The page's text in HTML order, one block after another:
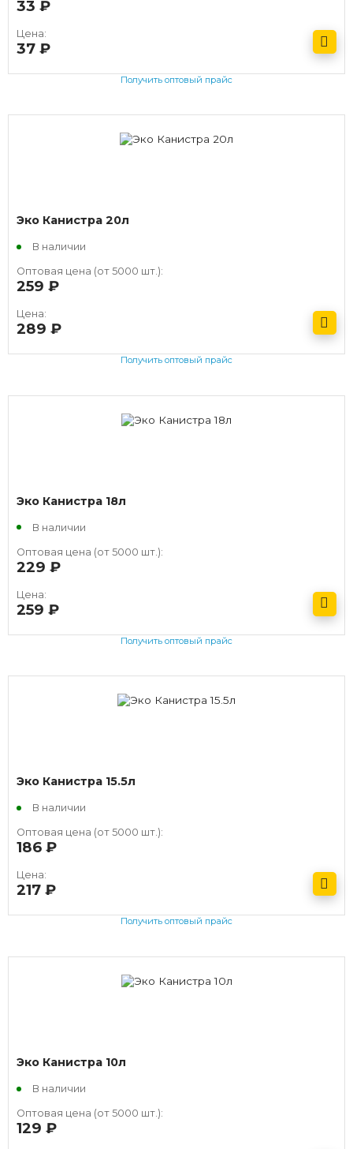
33
Цена:
37
Получить оптовый прайс
Эко Канистра 20л
В наличии
Оптовая цена (от 5000 шт.):
259
Цена:
289
Получить оптовый прайс
Эко Канистра 18л
В наличии
Оптовая цена (от 5000 шт.):
229
Цена:
259
Получить оптовый прайс
Эко Канистра 15.5л
В наличии
Оптовая цена (от 5000 шт.):
186
Цена:
217
Получить оптовый прайс
Эко Канистра 10л
В наличии
Оптовая цена (от 5000 шт.):
129